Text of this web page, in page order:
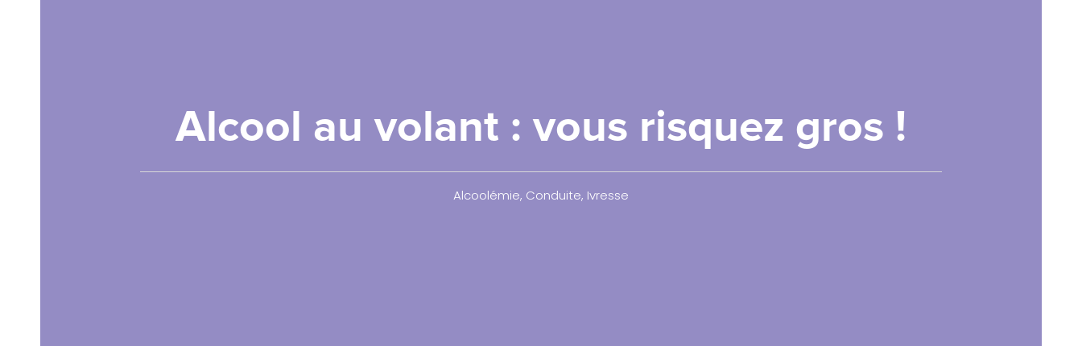
Alcool au volant : vous risquez gros !
Alcoolémie, Conduite, Ivresse